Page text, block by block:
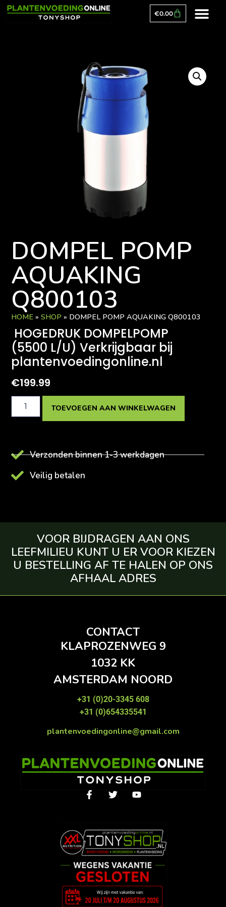
€0.00
DOMPEL POMP
AQUAKING
Q800103
HOME »SHOP » DOMPEL POMP AQUAKING Q800103
HOGEDRUK DOMPELPOMP
(5500 L/U) Verkrijgbaar bij
plantenvoedingonline.nl
€199.99
TOEVOEGEN AAN WINKELWAGEN
Verzonden binnen 1-3 werkdagen
Veilig betalen
VOOR BIJDRAGEN AAN ONS
LEEFMILIEU KUNT U ER VOOR KIEZEN
U BESTELLING AF TE HALEN OP ONS
AFHAAL ADRES
CONTACT
KLAPROZENWEG 9
1032 KK
AMSTERDAM NOORD
+31 (0)20-3345 608
+31 (0)654335541
plantenvoedingonline@gmail.com